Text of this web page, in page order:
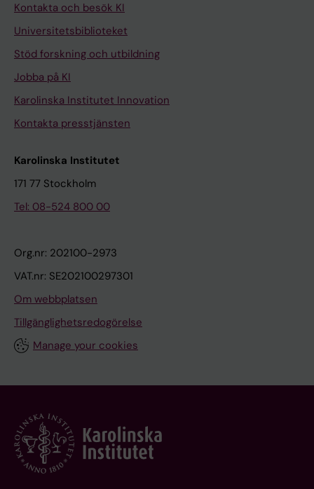
t
y
i
l
i
p
d
r
s
a
r
h
H
o
-
V
Kontakta och besök KI
Universitetsbiblioteket
Stöd forskning och utbildning
Jobba på KI
Karolinska Institutet Innovation
Kontakta presstjänsten
Karolinska Institutet
171 77 Stockholm
Tel: 08-524 800 00
Org.nr: 202100-2973
VAT.nr: SE202100297301
Om webbplatsen
Tillgänglighetsredogörelse
Manage your cookies